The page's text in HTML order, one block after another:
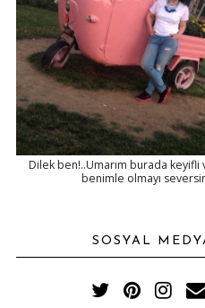
Dilek ben!..Umarım burada keyifli
benimle olmayı
SOSYAL